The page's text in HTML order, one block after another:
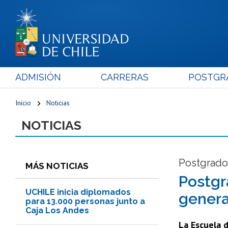
ADMISIÓN CARRERAS
Inicio Noticias
NOTICIAS
MÁS NOTICIAS
UCHILE inicia diplomados
para 13.000 personas junto a
Caja Los Andes
La Escuela